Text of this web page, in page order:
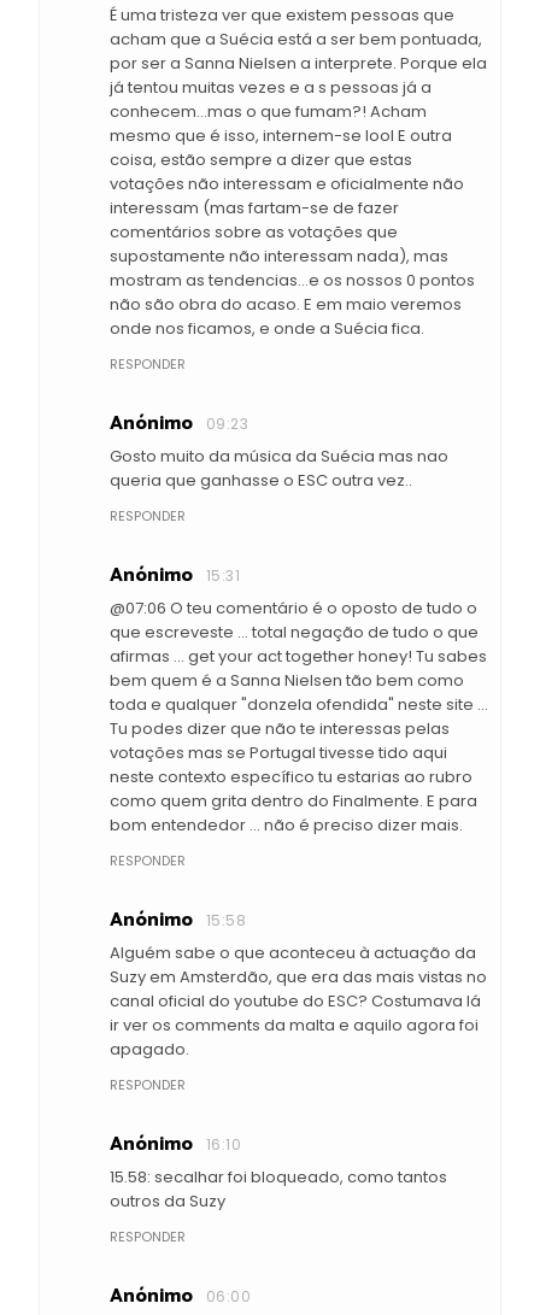
É uma tristeza ver que existem pessoas que
acham que a Suécia está a ser bem pontuada,
por ser a Sanna Nielsen a interprete. Porque ela
já tentou muitas vezes e a s pessoas já a
conhecem...mas o que fumam?! Acham
mesmo que é isso, internem-se lool E outra
coisa, estão sempre a dizer que estas
votações não interessam e oficialmente não
interessam (mas fartam-se de fazer
comentários sobre as votações que
supostamente não interessam nada), mas
mostram as tendencias...e os nossos 0 pontos
não são obra do acaso. E em maio veremos
onde nos ficamos, e onde a Suécia fica.
RESPONDER
Anónimo 09:23
Gosto muito da música da Suécia mas nao
queria que ganhasse o ESC outra vez..
RESPONDER
Anónimo 15:31
@07:06 O teu comentário é o oposto de tudo o
que escreveste ... total negação de tudo o que
afirmas ... get your act together honey! Tu sabes
bem quem é a Sanna Nielsen tão bem como
toda e qualquer "donzela ofendida" neste site ...
Tu podes dizer que não te interessas pelas
votações mas se Portugal tivesse tido aqui
neste contexto específico tu estarias ao rubro
como quem grita dentro do Finalmente. E para
bom entendedor ... não é preciso dizer mais.
RESPONDER
Anónimo 15:58
Alguém sabe o que aconteceu à actuação da
Suzy em Amsterdão, que era das mais vistas no
canal oficial do youtube do ESC? Costumava lá
ir ver os comments da malta e aquilo agora foi
apagado.
RESPONDER
Anónimo 16:10
15.58: secalhar foi bloqueado, como tantos
outros da Suzy
RESPONDER
Anónimo 06:00